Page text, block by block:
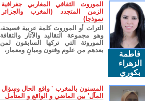
فاطمة
الزهراء
بكوري
الموروث الثقافي المغاربي جغرافية
الزمن المتجدد (المغرب والجزائر
نموذجا)
التراث أو الموروث كلمة عربية فصيحة،
وهو مجموعة التقاليد والآثار والثقافة
الموروثة التي تركها السابقون لمن
بعدهم من علوم وفنون ومبانٍ ومعمار،
المسنون بالمغرب ' واقع الحال وسؤال
المآل' بين الماضي و الواقع و المتأمل